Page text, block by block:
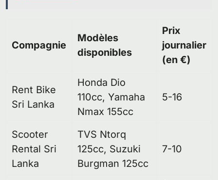
Compagnie
Modèles
disponibles
Prix
journalier
(en €)
Rent Bike
Sri Lanka
Honda Dio
110cc, Yamaha
Nmax 155cc
5-16
Scooter
Rental Sri
Lanka
TVS Ntorq
125cc, Suzuki
Burgman 125cc
7-10